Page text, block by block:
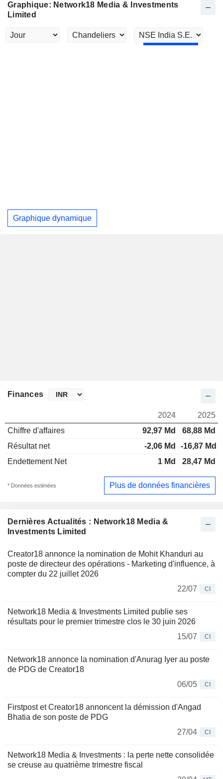
Graphique: Network18 Media & Investments
Limited
Graphique dynamique
Dernières Actualités : Network18 Media &
Investments Limited
Creator18 annonce la nomination de Mohit Khanduri au
poste de directeur des opérations - Marketing d'influence, à
compter du 22 juillet 2026
22/07
CI
Network18 Media & Investments Limited publie ses
résultats pour le premier trimestre clos le 30 juin 2026
15/07
CI
Network18 annonce la nomination d'Anurag Iyer au poste
de PDG de Creator18
06/05
CI
Firstpost et Creator18 annoncent la démission d'Angad
Bhatia de son poste de PDG
27/04
CI
Network18 Media & Investments : la perte nette consolidée
se creuse au quatrième trimestre fiscal
Finances
2024
2025
Chiffre d'affaires
92,97 Md
68,88 Md
Résultat net
-2,06 Md
-16,87 Md
Endettement Net
1 Md 28,47 Md
* Données estimées Plus de données financières